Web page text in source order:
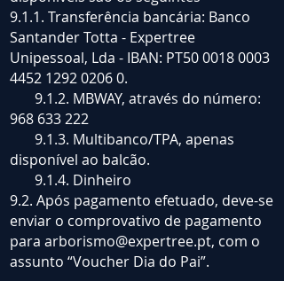
9.1.1. Transferência bancária: Banco
Santander Totta - Expertree
Unipessoal, Lda - IBAN: PT500018 0003
4452 12920206 0.
9.1.2. MBWAY, através do número:
968 633 222
9.1.3. Multibanco/TPA, apenas
disponível ao balcão.
9.1.4. Dinheiro
9.2. Após pagamento efetuado, deve-se
enviar o comprovativo de pagamento
para arborismo@expertree.pt, com o
assunto “Voucher Dia do Pai”.